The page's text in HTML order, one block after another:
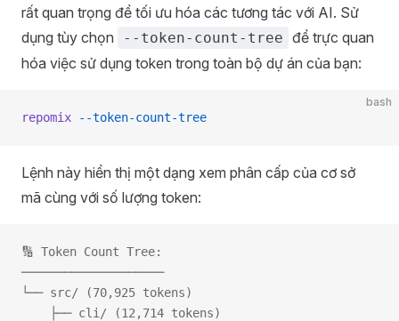
rất quan trọng để tối ưu hóa các tương tác với AI. Sử
dụng tùy chọn
--token-count-tree để trực quan
hóa việc sử dụng token trong toàn bộ dự án của bạn:
bash
repomix --token-count-tree
Lệnh này hiển thị một dạng xem phân cấp của cơ sở
mã cùng với số lượng token:
🔢 Token Count Tree:
────────────────────
└── src/ (70,925 tokens)
    ├── cli/ (12,714 tokens)